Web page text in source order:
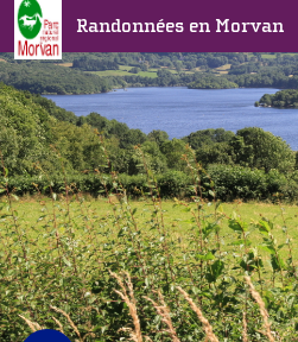
Randonnées en Morvan
Boucle de Settons-Pannecière
A Millot Pnr